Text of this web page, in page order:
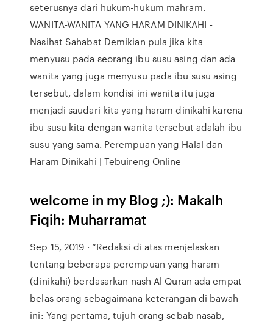
seterusnya dari hukum-hukum mahram.
WANITA-WANITA YANG HARAM DINIKAHI -
Nasihat Sahabat Demikian pula jika kita
menyusu pada seorang ibu susu asing dan ada
wanita yang juga menyusu pada ibu susu asing
tersebut, dalam kondisi ini wanita itu juga
menjadi saudari kita yang haram dinikahi karena
ibu susu kita dengan wanita tersebut adalah ibu
susu yang sama. Perempuan yang Halal dan
Haram Dinikahi | Tebuireng Online
welcome in my Blog ;): Makalh
Fiqih: Muharramat
Sep 15, 2019 · “Redaksi di atas menjelaskan
tentang beberapa perempuan yang haram
(dinikahi) berdasarkan nash Al Quran ada empat
belas orang sebagaimana keterangan di bawah
ini: Yang pertama, tujuh orang sebab nasab,